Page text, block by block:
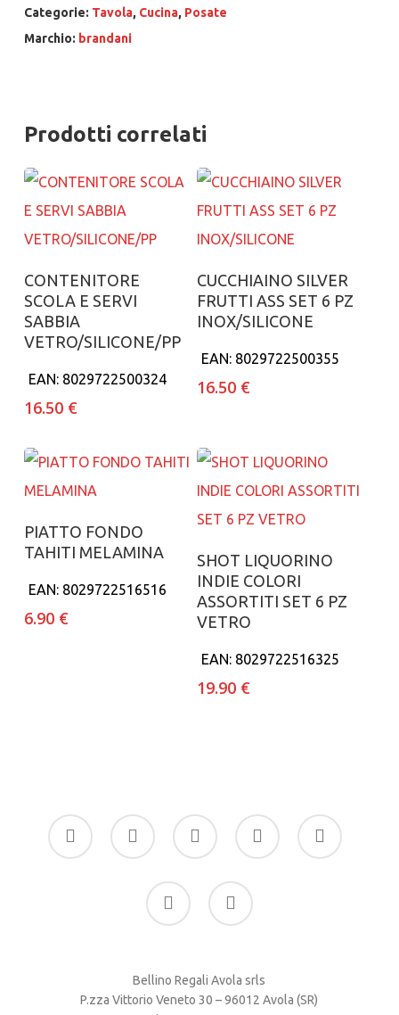
Categorie: Tavola, Cucina, Posate
Marchio: brandani
Prodotti correlati
Aggiungi al carrello
CONTENITORE
SCOLA E SERVI
SABBIA
VETRO/SILICONE/PP
EAN: 8029722500324
16.50 €
Aggiungi al carrello
CUCCHIAINO SILVER
FRUTTI ASS SET 6 PZ
INOX/SILICONE
EAN: 8029722500355
16.50 €
Aggiungi al carrello
PIATTO FONDO
TAHITI MELAMINA
EAN: 8029722516516
6.90 €
Aggiungi al carrello
SHOT LIQUORINO
INDIE COLORI
ASSORTITI SET 6 PZ
VETRO
EAN: 8029722516325
19.90 €
facebook
google-
plus
instagram whatsapp tiktok
phone email
Bellino Regali Avola srls
P.zza Vittorio Veneto 30 – 96012 Avola (SR)